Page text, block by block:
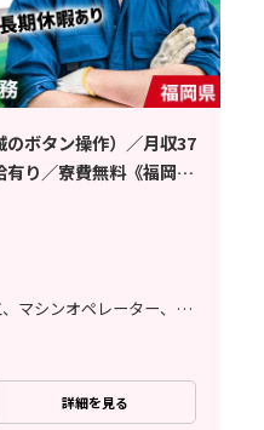
ボタン操作）／月収37
り／寮費無料《福岡
検査、組立・組付け、加工、マシンオペレーター、ライン作業、鋳造・鍛造
詳細を見る